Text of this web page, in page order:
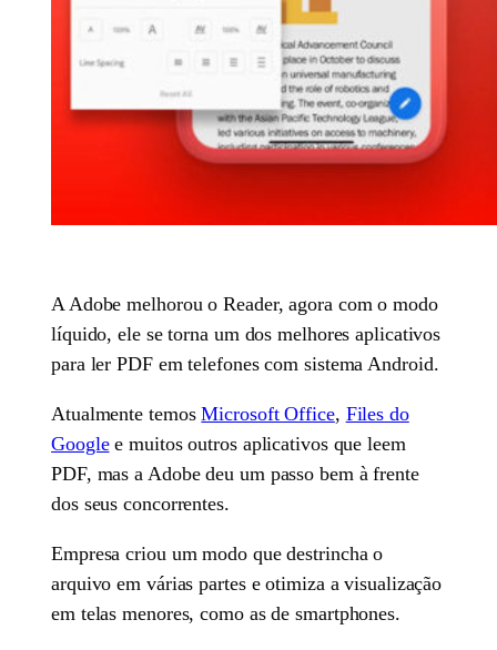
A Adobe melhorou o Reader, agora com o modo
líquido, ele se torna um dos melhores aplicativos
para ler PDF em telefones com sistema Android.
Atualmente temosMicrosoft Office, Files do
Googlee muitos outros aplicativos que leem
PDF, mas a Adobe deu um passo bem à frente
dos seus concorrentes.
Empresa criou um modo que destrincha o
arquivo em várias partes e otimiza a visualização
em telas menores, como as de smartphones.